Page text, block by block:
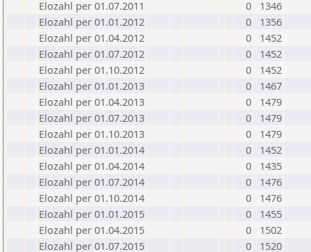
Elozahl per 01.07.2011
0
1346
Elozahl per 01.01.2012
0
1356
Elozahl per 01.04.2012
0
1452
Elozahl per 01.07.2012
0
1452
Elozahl per 01.10.2012
0
1452
Elozahl per 01.01.2013
0
1467
Elozahl per 01.04.2013
0
1479
Elozahl per 01.07.2013
0
1479
Elozahl per 01.10.2013
0
1479
Elozahl per 01.01.2014
0
1452
Elozahl per 01.04.2014
0
1435
Elozahl per 01.07.2014
0
1476
Elozahl per 01.10.2014
0
1476
Elozahl per 01.01.2015
0
1455
Elozahl per 01.04.2015
0
1502
Elozahl per 01.07.2015
0
1520